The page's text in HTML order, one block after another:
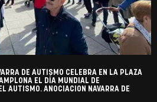
DE AUTISMO CELEBRA EN LA PLAZA
EL DÍA MUNDIAL DE
AUTISMO. ANOCIACION NAVARRA DE